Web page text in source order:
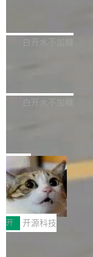
的出海增长布局。 华
责人在开场致辞中表
已不再是“多一个投放
高质量游戏...
产品，B850 AORUS
D平台优化上的技术
更稳定、更高效的装
式2.0，可根据不同使
Zadig v5.0 发布：
我们团队这几天最大
好，是 AI 写得太好
过 1528 名开发者，
白开水不加糖
数据库，有一个图形
布，具体更新内容包
支持 --security
=...），与 Alpha 版本
管理 HTTP 端点进行
<span><strong>警
的 admin ...
白开水不加糖
块钱的玩意儿——一
系着涂了松香的线。
——哇”的蝉鸣声。实
把它做成了 Web 玩
c 上，并在 GitHub
幕画圈，或者直接甩
（圈/秒），声音来
局
30倍效率升级：解
价值化的真实路径
完成一例腹部CT影
20个小时。他必须在
笔勾画边界，一层一
用东软飞标医学影像
开 开源科技
Apache Dubbo-go